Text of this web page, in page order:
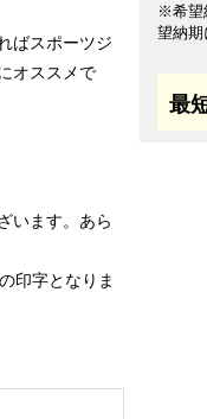
ばスポーツジ
オススメで
います。あら
印字となりま
※希望
望納期
最